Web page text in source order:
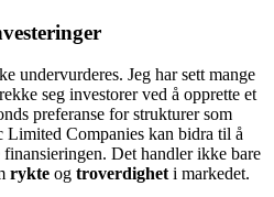
undervurderes. Jeg har sett mange
seg investorer ved å opprette et
preferanse for strukturer som
Companies kan bidra til å
Det handler ikke bare
rykte og troverdighet i markedet.